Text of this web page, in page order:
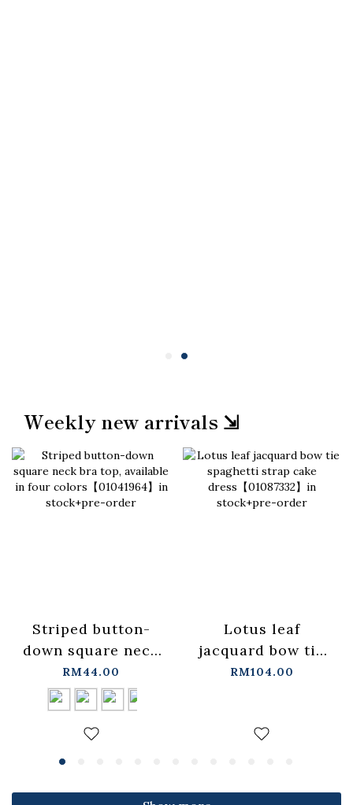
Weekly new arrivals ⇲
Striped button-
down square neck
bra top, available
in four
colors【01041964】
in stock+pre-order
RM44.00
Lotus leaf
jacquard bow tie
spaghetti strap
in stock+pre-order
RM104.00